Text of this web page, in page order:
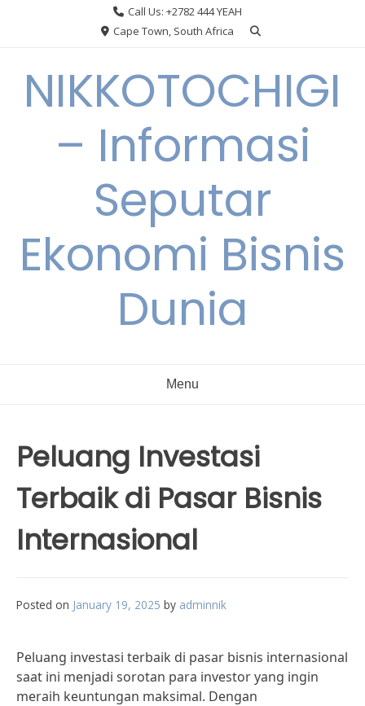
Call Us: +2782 444 YEAH
Cape Town, South Africa
NIKKOTOCHIGI
– Informasi
Seputar
Ekonomi Bisnis
Dunia
Menu
Peluang Investasi
Terbaik di Pasar Bisnis
Internasional
Posted on January 19, 2025 by adminnik
Peluang investasi terbaik di pasar bisnis internasional
saat ini menjadi sorotan para investor yang ingin
meraih keuntungan maksimal. Dengan